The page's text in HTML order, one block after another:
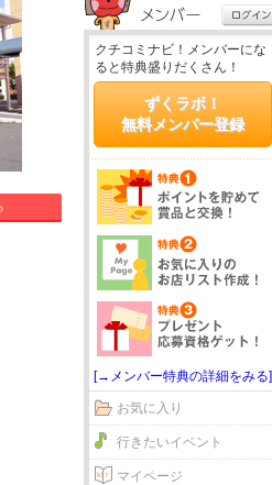
クチコミナビ！メンバーにな
ると特典盛りだくさん！
ずくラボ！
無料メンバー登録
[→メンバー特典の詳細をみる]
お気に入り
行きたいイベント
マイページ